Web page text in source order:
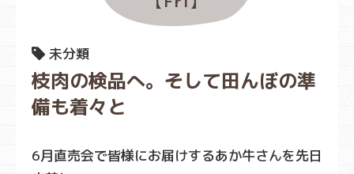
未分類
枝肉の検品へ。そして田んぼの準
備も着々と
6月直売会で皆様にお届けするあか牛さんを先日